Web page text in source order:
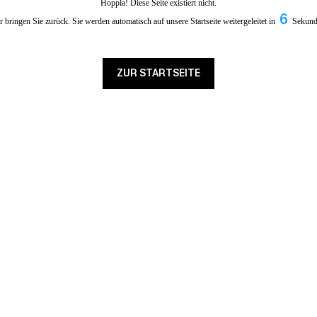
Hoppla! Diese Seite existiert nicht.
bringen Sie zurück. Sie werden automatisch auf unsere Startseite weitergeleitet in 6
ZUR STARTSEITE